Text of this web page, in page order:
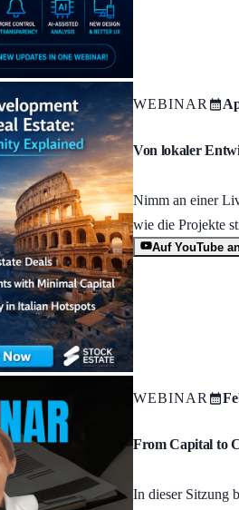
WEBINAR
Von lokaler
Nimm an einer
wie die Projekte
Auf YouTube
WEBINAR
From Capital to
In dieser Sitzung